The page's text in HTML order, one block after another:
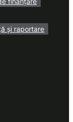
și raportare